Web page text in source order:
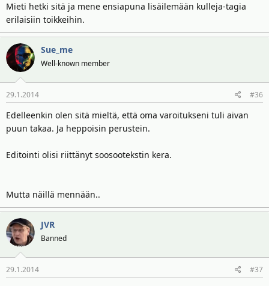
Mieti hetki sitä ja mene ensiapuna lisäilemään kulleja-tagia
erilaisiin toikkeihin.
Sue_me
Well-known member
29.1.2014 #36
Edelleenkin olen sitä mieltä, että oma varoitukseni tuli aivan
puun takaa. Ja heppoisin perustein.
Editointi olisi riittänyt soosootekstin kera.
Mutta näillä mennään..
JVR
Banned
29.1.2014 #37